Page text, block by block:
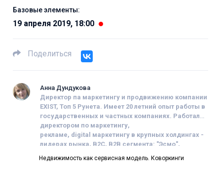
Базовые элементы:
19 апреля 2019, 18:00
Поделиться
Анна Дундукова
Директор па маркетингу и продвижению компании
EXIST, Топ 5 Рунета. Имеет 20 летний опыт работы в
государственных и частных компаниях. Работала
директором по маркетингу,
рекламе, digital маркетингу в крупных холдингах -
лидерах рынка, В2С, В2В сегмента: "Эсмо",
домах,
медиахолдингах и др.
со- основатель
Недвижимость как сервисная модель. Коворкинги